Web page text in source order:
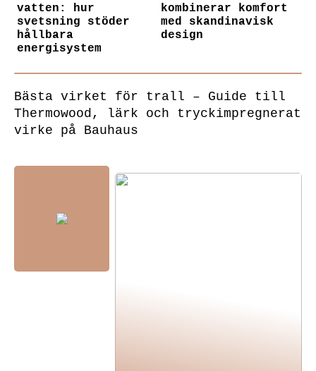
vatten: hur
svetsning stöder
hållbara
energisystem
kombinerar komfort
med skandinavisk
design
Bästa virket för trall – Guide till
Thermowood, lärk och tryckimpregnerat
virke på Bauhaus